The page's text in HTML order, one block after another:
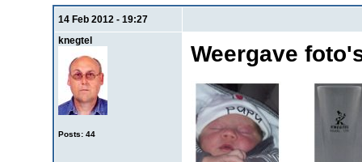
14 Feb 2012 - 19:27
knegtel
Posts: 44
Weergave